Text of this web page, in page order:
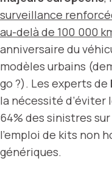
surveillance
au-delà de 100 000
anniversaire du
modèles urbains
go ?). Les experts de
la nécessité d’éviter
64% des sinistres
l’emploi de kits non
génériques.